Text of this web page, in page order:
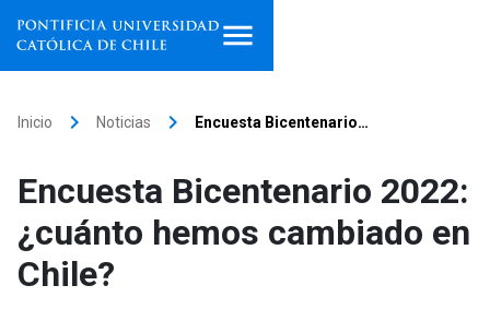
Facultades, escuelas e
institutos
Investigación
Inicio keyboard_arrow_right Noticias keyboard_arrow_right Encuesta Bicentenario…
Encuesta Bicentenario 2022:
¿cuánto hemos cambiado en
Chile?